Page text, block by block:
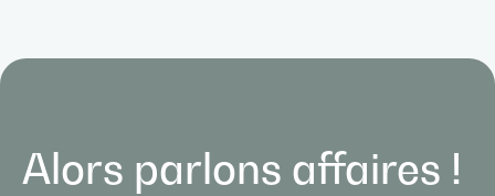
Alors parlons affaires !